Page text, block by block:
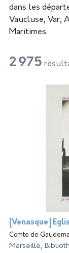
dans les
Vaucluse, Var,
Maritimes.
2 975
[Venasque]
Comte de
Marseille,